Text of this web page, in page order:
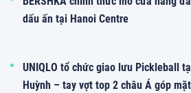
dấu ấn tại Hanoi Centre
UNIQLO tổ chức giao lưu Pickleball
Huỳnh – tay vợt top 2 châu Á góp mặt